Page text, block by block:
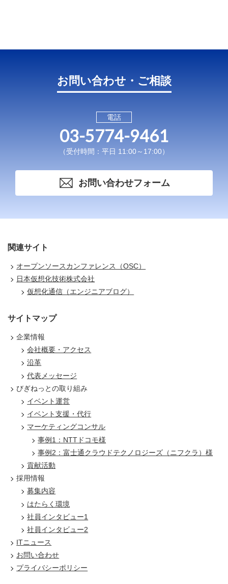
お問い合わせ・ご相談
電話
03-5774-9461
（受付時間：平日 11:00～17:00）
お問い合わせフォーム
関連サイト
オープンソースカンファレンス（OSC）
日本仮想化技術株式会社
仮想化通信（エンジニアブログ）
サイトマップ
企業情報
会社概要・アクセス
沿革
代表メッセージ
びぎねっとの取り組み
イベント運営
イベント支援・代行
マーケティングコンサル
事例1：NTTドコモ様
事例2：富士通クラウドテクノロジーズ（ニフクラ）様
貢献活動
採用情報
募集内容
はたらく環境
社員インタビュー1
社員インタビュー2
ITニュース
お問い合わせ
プライバシーポリシー